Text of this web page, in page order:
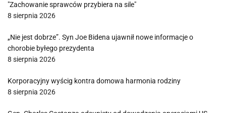
"Zachowanie sprawców przybiera na sile"
8 sierpnia 2026
„Nie jest dobrze”. Syn Joe Bidena ujawnił nowe informacje o
chorobie byłego prezydenta
8 sierpnia 2026
Korporacyjny wyścig kontra domowa harmonia rodziny
8 sierpnia 2026